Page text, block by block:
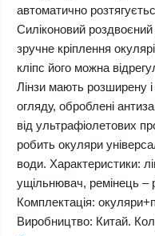
автоматично
Силіконовий
зручне кріплення
кліпс його можна
Лінзи мають розширену
огляду, оброблені
від ультрафіолетових
робить окуляри
води. Характеристики:
ущільнювач, ремінець –
Комплектація:
Виробництво: Китай.